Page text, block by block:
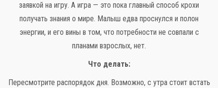
заявкой на игру. А игра — это пока главный способ крохи
получать знания о мире. Малыш едва проснулся и полон
энергии, и его вины в том, что потребности не совпали с
планами взрослых, нет.
Что делать:
Пересмотрите распорядок дня. Возможно, с утра стоит встать